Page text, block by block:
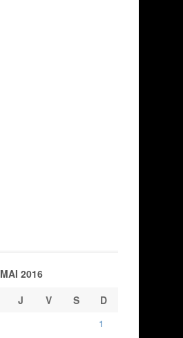
MAI 2016
J V S D
1